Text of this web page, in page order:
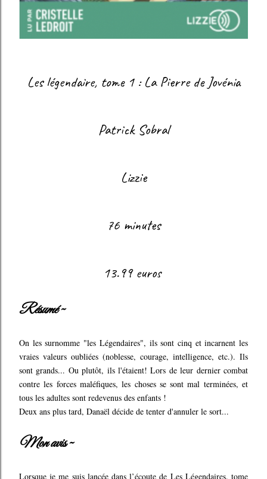
Les légendaire, tome 1 : La Pierre de Jovénia
Patrick Sobral
Lizzie
76 minutes
13.99 euros
Résumé ~
On les surnomme "les Légendaires", ils sont cinq et incarnent les
vraies valeurs oubliées (noblesse, courage, intelligence, etc.). Ils
sont grands... Ou plutôt, ils l'étaient! Lors de leur dernier combat
contre les forces maléfiques, les choses se sont mal terminées, et
tous les adultes sont redevenus des enfants !
Deux ans plus tard, Danaël décide de tenter d'annuler le sort...
Mon avis ~
Lorsque je me suis lancée dans l’écoute de Les Légendaires, tome